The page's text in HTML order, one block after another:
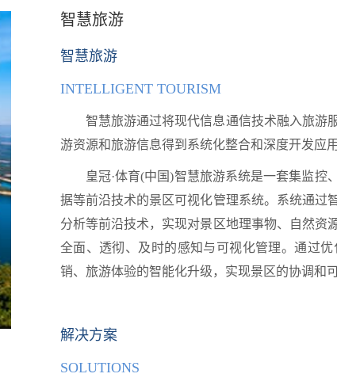
智慧旅游
智慧旅游
INTELLIGENT TOURISM
智慧旅游通过将现代信息通信技术融入旅游
游资源和旅游信息得到系统化整合和深度开发应
皇冠·体育(中国)智慧旅游系统是一套集监
据等前沿技术的景区可视化管理系统。系统通过
分析等前沿技术，实现对景区地理事物、自然资
全面、透彻、及时的感知与可视化管理。通过
销、旅游体验的智能化升级，实现景区的协调和
解决方案
SOLUTIONS